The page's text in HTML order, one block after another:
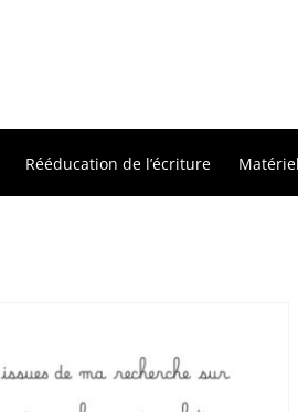
Rééducation de l’écriture